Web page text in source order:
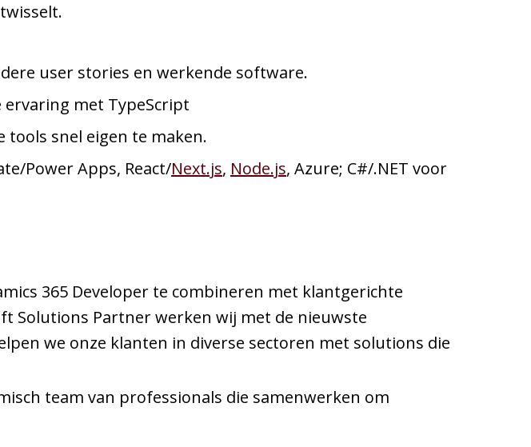
user stories en werkende software.
met TypeScript
snel eigen te maken.
Power Apps, React/Next.js, Node.js, Azure; C#/.NET voor
365 Developer te combineren met klantgerichte
Solutions Partner werken wij met de nieuwste
we onze klanten in diverse sectoren met solutions die
team van professionals die samenwerken om